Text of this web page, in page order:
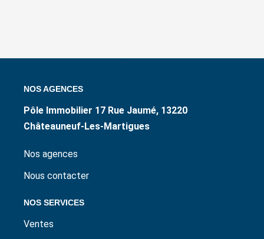
NOS AGENCES
Pôle Immobilier 17 Rue Jaumé, 13220
Châteauneuf-Les-Martigues
Nos agences
Nous contacter
NOS SERVICES
Ventes